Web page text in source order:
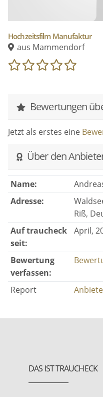
Hochzeitsfilm Manufaktur
aus Mammendorf
Bewertungen
Jetzt als erstes eine
Über den
Name:
Adresse:
Riß,
Auf traucheck
seit:
April,
Bewertung
verfassen:
Report
DAS IST TRAUCHECK